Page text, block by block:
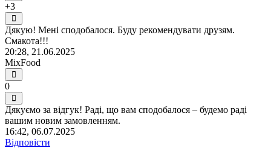
+3
Дякую! Мені сподобалося. Буду рекомендувати друзям.
Смакота!!!
20:28, 21.06.2025
MixFood
0
Дякуємо за відгук! Раді, що вам сподобалося – будемо раді
вашим новим замовленням.
16:42, 06.07.2025
Відповісти